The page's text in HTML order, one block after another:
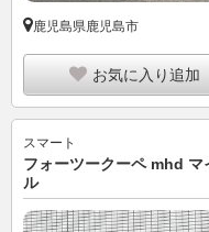
鹿児島県鹿児島市
お気に入り追加
スマート
フォーツークーペ mhd
ル